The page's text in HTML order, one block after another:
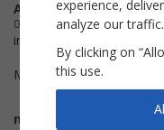
Albert
06-08-2023
impression réussie
Merci
michmich5512
experience,
analyze our traffic.
By clicking on
this use.